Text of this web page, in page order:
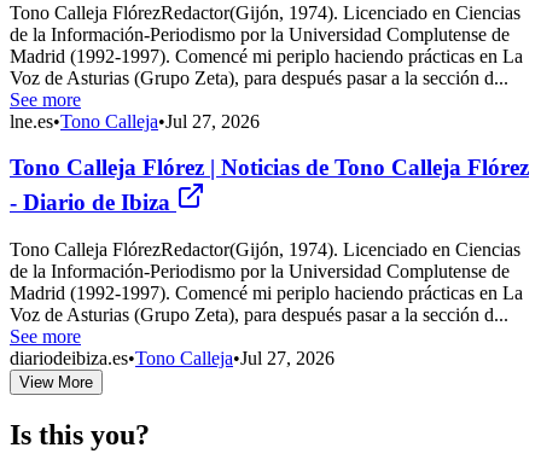
Tono Calleja FlórezRedactor(Gijón, 1974). Licenciado en Ciencias
de la Información-Periodismo por la Universidad Complutense de
Madrid (1992-1997). Comencé mi periplo haciendo prácticas en La
Voz de Asturias (Grupo Zeta), para después pasar a la sección d...
See more
lne.es•Tono Calleja•Jul 27, 2026
Tono Calleja Flórez | Noticias de Tono Calleja Flórez
- Diario de Ibiza
Tono Calleja FlórezRedactor(Gijón, 1974). Licenciado en Ciencias
de la Información-Periodismo por la Universidad Complutense de
Madrid (1992-1997). Comencé mi periplo haciendo prácticas en La
Voz de Asturias (Grupo Zeta), para después pasar a la sección d...
See more
diariodeibiza.es•Tono Calleja•Jul 27, 2026
View More
Is this you?